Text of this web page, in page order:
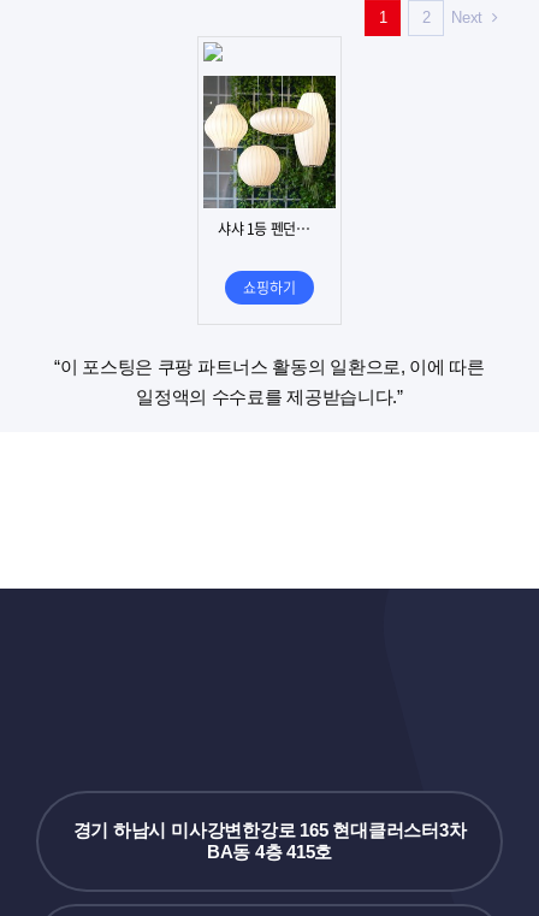
1 2 Next
“이 포스팅은 쿠팡 파트너스 활동의 일환으로, 이에 따른
일정액의 수수료를 제공받습니다.”
경기 하남시 미사강변한강로 165 현대클러스터3차
BA동 4층 415호